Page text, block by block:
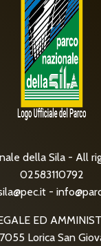
della Sila - All
02583110792
-
ED
Lorica San